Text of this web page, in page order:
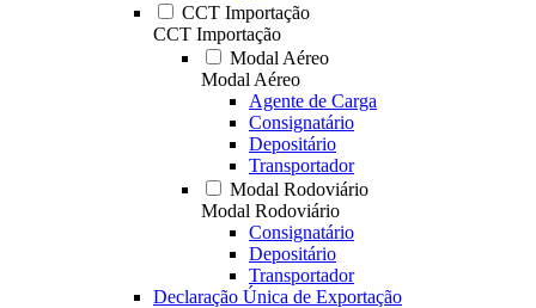
CCT Importação
CCT Importação
Modal Aéreo
Modal Aéreo
Agente de Carga
Consignatário
Depositário
Transportador
Modal Rodoviário
Modal Rodoviário
Consignatário
Depositário
Transportador
Declaração Única de Exportação